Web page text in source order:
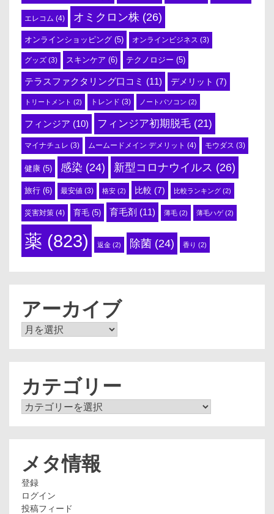
エレコム (4) オミクロン株 (26)
オンラインショッピング (5) オンラインビジネス (3)
グッズ (3) スキンケア (6) テクノロジー (5)
テラスファクタリング口コミ (11) デメリット (7)
トリートメント (2) トレンド (3) ノートパソコン (2)
フィンジア (10) フィンジア初期脱毛 (21)
マイナチュレ (3) ムームードメイン デメリット (4) モウダス (3)
健康 (5) 感染 (24) 新型コロナウイルス (26)
旅行 (6) 最安値 (3) 格安 (2) 比較 (7) 比較ランキング (2)
災害対策 (4) 育毛 (5) 育毛剤 (11) 薄毛 (2) 薄毛ハゲ(2)
薬 (823) 返金 (2) 除菌 (24) 香り (2)
アーカイブ
ア
カテゴリー
カ
メタ情報
登録
ログイン
投稿フィード